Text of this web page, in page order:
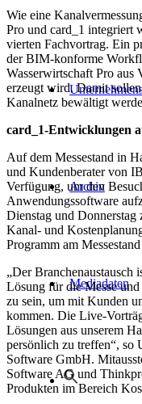
Archiv
Mediadaten
Wie eine
Pro und card_1 integriert
vierten Fachvortrag. Ein
der BIM-konforme
Wasserwirtschaft Pro aus
erzeugt wird. Damit
Kanalnetz bewältigt
card_1-Entwicklungen
Auf dem Messestand in
und Kundenberater von
Verfügung, um den
Anwendungssoftware
Dienstag und
Kanal- und
Programm am
„Der
Lösung für die Messe
zu sein, um mit Kunden
kommen. Die Live-
Lösungen aus unserem
persönlich zu treffen“,
Software GmbH.
Software AG und
Produkten im Bereich